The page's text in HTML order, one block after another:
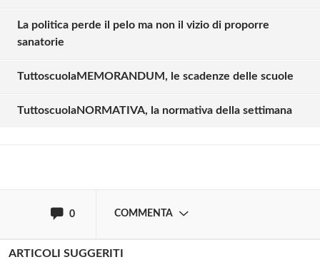
La politica perde il pelo ma non il vizio di proporre
sanatorie
TuttoscuolaMEMORANDUM, le scadenze delle scuole
TuttoscuolaNORMATIVA, la normativa della settimana
0 COMMENTA
commentare!
Effettua il Login o Registrati
ARTICOLI SUGGERITI